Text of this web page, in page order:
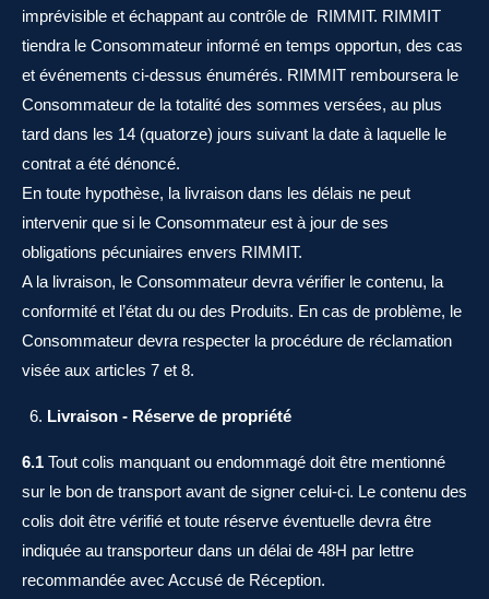
imprévisible et échappant au contrôle de RIMMIT. RIMMIT
tiendra le Consommateur informé en temps opportun, des cas
et événements ci-dessus énumérés. RIMMIT remboursera le
Consommateur de la totalité des sommes versées, au plus
tard dans les 14 (quatorze) jours suivant la date à laquelle le
contrat a été dénoncé.
En toute hypothèse, la livraison dans les délais ne peut
intervenir que si le Consommateur est à jour de ses
obligations pécuniaires envers RIMMIT.
A la livraison, le Consommateur devra vérifier le contenu, la
conformité et l’état du ou des Produits. En cas de problème, le
Consommateur devra respecter la procédure de réclamation
visée aux articles 7 et 8.
Livraison - Réserve de propriété
6.1 Tout colis manquant ou endommagé doit être mentionné
sur le bon de transport avant de signer celui-ci. Le contenu des
colis doit être vérifié et toute réserve éventuelle devra être
indiquée au transporteur dans un délai de 48H par lettre
recommandée avec Accusé de Réception.